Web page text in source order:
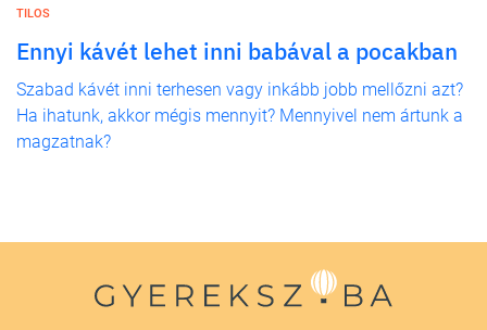
TILOS
Ennyi kávét lehet inni babával a pocakban
Szabad kávét inni terhesen vagy inkább jobb mellőzni azt?
Ha ihatunk, akkor mégis mennyit? Mennyivel nem ártunk a
magzatnak?